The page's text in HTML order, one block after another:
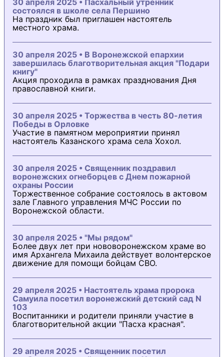
30 апреля 2025 • Пасхальный утренник
состоялся в школе села Першино
На праздник был приглашен настоятель
местного храма.
30 апреля 2025 • В Воронежской епархии
завершилась благотворительная акция "Подари
книгу"
Акция проходила в рамках празднования Дня
православной книги.
30 апреля 2025 • Торжества в честь 80-летия
Победы в Орловке
Участие в памятном мероприятии принял
настоятель Казанского храма села Хохол.
30 апреля 2025 • Священник поздравил
воронежских огнеборцев с Днем пожарной
охраны России
Торжественное собрание состоялось в актовом
зале Главного управления МЧС России по
Воронежской области.
30 апреля 2025 • "Мы рядом"
Более двух лет при нововоронежском храме во
имя Архангела Михаила действует волонтерское
движение для помощи бойцам СВО.
29 апреля 2025 • Настоятель храма пророка
Самуила посетил воронежский детский сад N
103
Воспитанники и родители приняли участие в
благотворительной акции "Пасха красная".
29 апреля 2025 • Священник посетил